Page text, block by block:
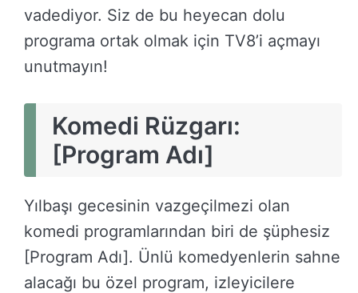
vadediyor. Siz de bu heyecan dolu
programa ortak olmak için TV8’i açmayı
unutmayın!
Komedi Rüzgarı:
[Program Adı]
Yılbaşı gecesinin vazgeçilmezi olan
komedi programlarından biri de şüphesiz
[Program Adı]. Ünlü komedyenlerin sahne
alacağı bu özel program, izleyicilere